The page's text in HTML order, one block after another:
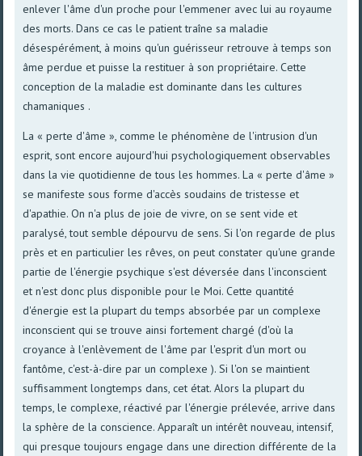
enlever l'âme d'un proche pour l'emmener avec lui au royaume
des morts. Dans ce cas le patient traîne sa maladie
désespérément, à moins qu'un guérisseur retrouve à temps son
âme perdue et puisse la restituer à son propriétaire. Cette
conception de la maladie est dominante dans les cultures
chamaniques .
La « perte d'âme », comme le phénomène de l'intrusion d'un
esprit, sont encore aujourd'hui psychologiquement observables
dans la vie quotidienne de tous les hommes. La « perte d'âme »
se manifeste sous forme d'accès soudains de tristesse et
d'apathie. On n'a plus de joie de vivre, on se sent vide et
paralysé, tout semble dépourvu de sens. Si l'on regarde de plus
près et en particulier les rêves, on peut constater qu'une grande
partie de l'énergie psychique s'est déversée dans l'inconscient
et n'est donc plus disponible pour le Moi. Cette quantité
d'énergie est la plupart du temps absorbée par un complexe
inconscient qui se trouve ainsi fortement chargé (d'où la
croyance à l'enlèvement de l'âme par l'esprit d'un mort ou
fantôme, c'est-à-dire par un complexe ). Si l'on se maintient
suffisamment longtemps dans, cet état. Alors la plupart du
temps, le complexe, réactivé par l'énergie prélevée, arrive dans
la sphère de la conscience. Apparaît un intérêt nouveau, intensif,
qui presque toujours engage dans une direction différente de la